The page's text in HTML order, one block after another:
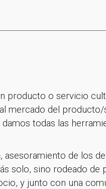
producto o servicio
mercado del
todas las
de los
solo, sino rodeado de
y junto con una